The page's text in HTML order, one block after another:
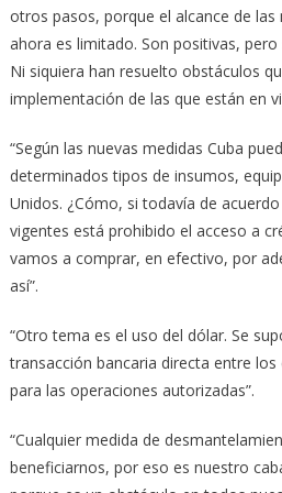
otros pasos, porque el alcance de
ahora es limitado. Son positivas,
Ni siquiera han resuelto obstáculos
implementación de las que están en
“Según las nuevas medidas Cuba
determinados tipos de insumos,
Unidos. ¿Cómo, si todavía de
vigentes está prohibido el acceso a
vamos a comprar, en efectivo, por
así”.
“Otro tema es el uso del dólar. Se
transacción bancaria directa entre
para las operaciones autorizadas”.
“Cualquier medida de
beneficiarnos, por eso es nuestro